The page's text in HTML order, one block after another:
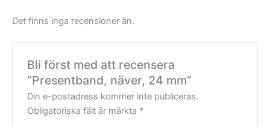
Det finns inga recensioner än.
Bli först med att recensera
”Presentband, näver, 24 mm”
Din e-postadress kommer inte publiceras.
Obligatoriska fält är märkta *